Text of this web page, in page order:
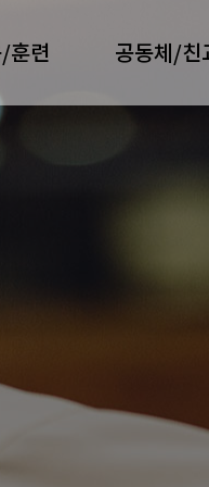
훈련 공동체/친